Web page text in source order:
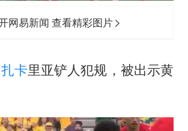
网易新闻 查看精彩图片
扎卡里亚铲人犯规，被出示黄